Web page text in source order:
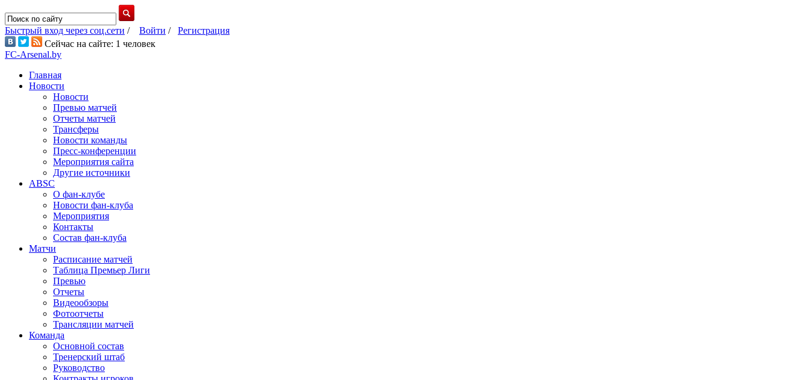
Быстрый вход через соц.сети / Войти / Регистрация
Сейчас на сайте: 1 человек
FC-Arsenal.by
Главная
Новости
Новости
Превью матчей
Отчеты матчей
Трансферы
Новости команды
Пресс-конференции
Мероприятия сайта
Другие источники
ABSC
О фан-клубе
Новости фан-клуба
Мероприятия
Контакты
Состав фан-клуба
Матчи
Расписание матчей
Таблица Премьер Лиги
Превью
Отчеты
Видеообзоры
Фотоотчеты
Трансляции матчей
Команда
Основной состав
Тренерский штаб
Руководство